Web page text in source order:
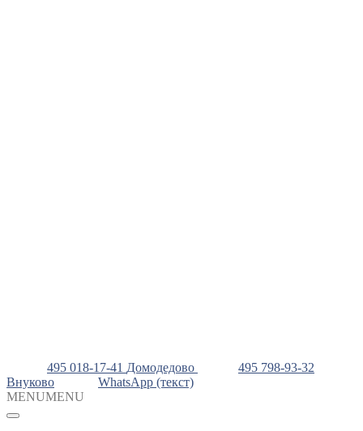
495 018-17-41 Домодедово
495 798-93-32
Внуково
WhatsApp (текст)
MENUMENU